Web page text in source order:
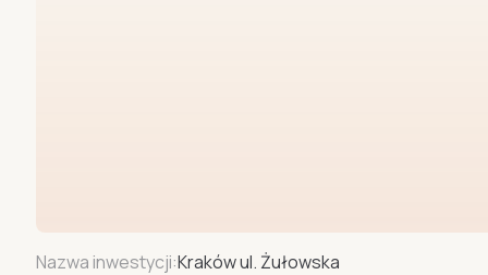
Nazwa inwestycji:Kraków ul. Żułowska